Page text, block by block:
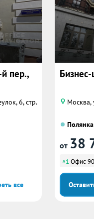
пер.,
6, стр.
все
Москва,
Полянка
от 38
#1 Офис